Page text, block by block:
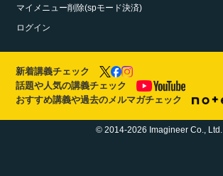
マイメニュー削除(spモード決済)
ログイン
新着講義チェック
話題や人気の講義チェック
おすすめ講義や過去のメルマガチェック
© 2014-2026 Imagineer Co., Ltd.